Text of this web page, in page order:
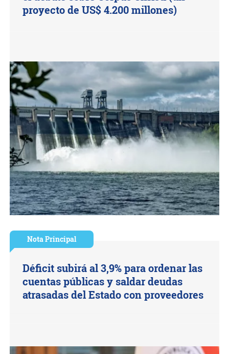
proyecto de US$ 4.200 millones)
Nota Principal
Déficit subirá al 3,9% para ordenar las
cuentas públicas y saldar deudas
atrasadas del Estado con proveedores